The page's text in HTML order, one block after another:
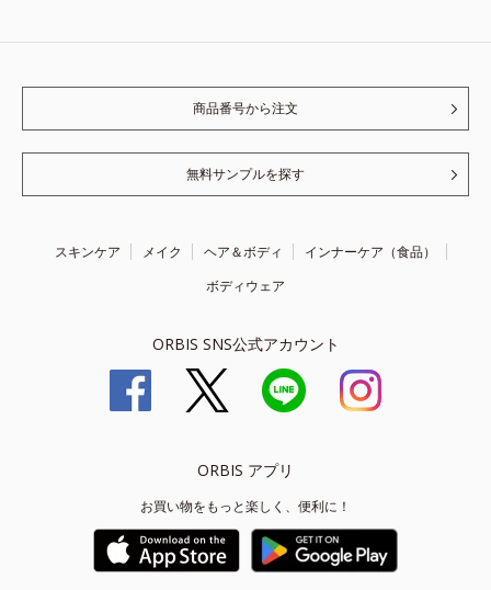
商品番号から注文
無料サンプルを探す
スキンケア メイク ヘア＆ボディ
インナーケア（食品）
ボディウェア
ORBIS SNS公式アカウント
ORBIS アプリ
お買い物をもっと楽しく、便利に！